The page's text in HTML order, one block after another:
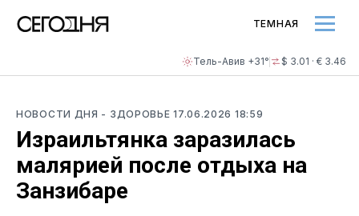
Тель-Авив +31° $ 3.01 · € 3.46
ТЕМНАЯ
НОВОСТИ ДНЯ - ЗДОРОВЬЕ17.06.2026 18:59
Израильтянка заразилась
малярией после отдыха на
Занзибаре